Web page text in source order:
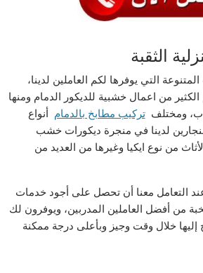
الثقبة
التي يوفرها لكم العاملين لدينا،
من اعمال خشبية للديكور الدمام ومنها
ومختلفتركيب مطابخ بالدمام أنواع
لدينا في منجرة ديكورات خشب
من نوع ايكيا وغيرها من العديد من
التعامل معنا أن تحصل على أجود خدمات
من أفضل العاملين المدربين، ويوفرون لك
إليها خلال وقت وجيز وبأعلى درجة ممكنة